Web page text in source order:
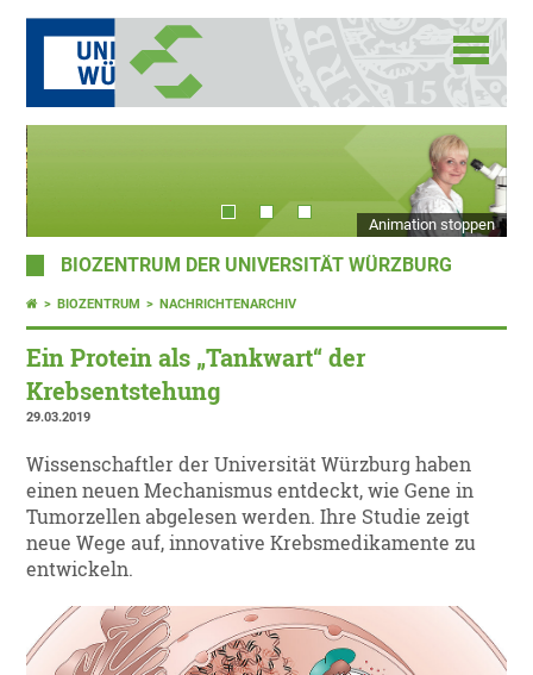
Animation stoppen
BIOZENTRUM DER UNIVERSITÄT WÜRZBURG
BIOZENTRUM NACHRICHTENARCHIV
Ein Protein als „Tankwart“ der
Krebsentstehung
29.03.2019
Wissenschaftler der Universität Würzburg haben
einen neuen Mechanismus entdeckt, wie Gene in
Tumorzellen abgelesen werden. Ihre Studie zeigt
neue Wege auf, innovative Krebsmedikamente zu
entwickeln.